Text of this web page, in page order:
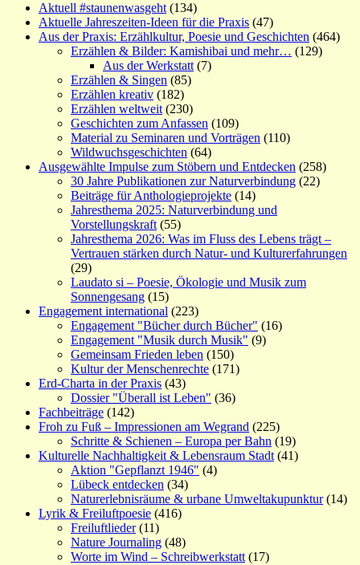
Aktuell #staunenwasgeht (134)
Aktuelle Jahreszeiten-Ideen für die Praxis (47)
Aus der Praxis: Erzählkultur, Poesie und Geschichten (464)
Erzählen & Bilder: Kamishibai und mehr… (129)
Aus der Werkstatt (7)
Erzählen & Singen (85)
Erzählen kreativ (182)
Erzählen weltweit (230)
Geschichten zum Anfassen (109)
Material zu Seminaren und Vorträgen (110)
Wildwuchsgeschichten (64)
Ausgewählte Impulse zum Stöbern und Entdecken (258)
30 Jahre Publikationen zur Naturverbindung (22)
Beiträge für Anthologieprojekte (14)
Jahresthema 2025: Naturverbindung und
Vorstellungskraft (55)
Jahresthema 2026: Was im Fluss des Lebens trägt –
Vertrauen stärken durch Natur- und Kulturerfahrungen
(29)
Laudato si – Poesie, Ökologie und Musik zum
Sonnengesang (15)
Engagement international (223)
Engagement "Bücher durch Bücher" (16)
Engagement "Musik durch Musik" (9)
Gemeinsam Frieden leben (150)
Kultur der Menschenrechte (171)
Erd-Charta in der Praxis (43)
Dossier "Überall ist Leben" (36)
Fachbeiträge (142)
Froh zu Fuß – Impressionen am Wegrand (225)
Schritte & Schienen – Europa per Bahn (19)
Kulturelle Nachhaltigkeit & Lebensraum Stadt (41)
Aktion "Gepflanzt 1946" (4)
Lübeck entdecken (34)
Naturerlebnisräume & urbane Umweltakupunktur(14)
Lyrik & Freiluftpoesie (416)
Freiluftlieder(11)
Nature Journaling (48)
Worte im Wind – Schreibwerkstatt (17)